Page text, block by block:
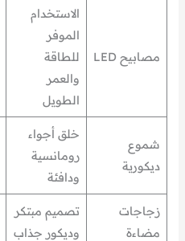
مصابيح LED
الاستخدام
الموفر
للطاقة
والعمر
الطويل
شموع
ديكورية
خلق أجواء
رومانسية
ودافئة
زجاجات
مضاءة
تصميم مبتكر
وديكور جذاب